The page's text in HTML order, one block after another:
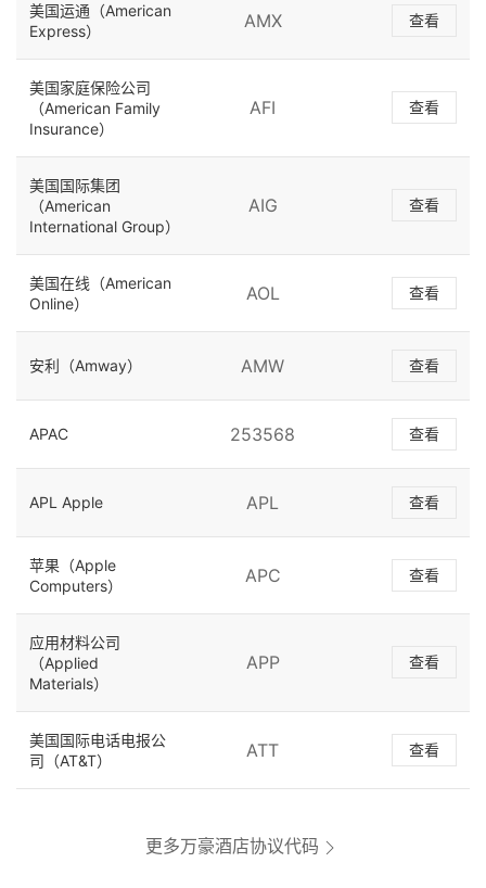
美国运通（American
Express）
AMX 查看
美国家庭保险公司
（American Family
Insurance）
AFI 查看
美国国际集团
（American
International Group）
AIG 查看
美国在线（American
Online）
AOL 查看
安利（Amway） AMW 查看
APAC 253568 查看
APL Apple APL 查看
苹果（Apple
Computers）
APC 查看
应用材料公司
（Applied
Materials）
APP 查看
美国国际电话电报公
司（AT&T）
ATT 查看
更多万豪酒店协议代码